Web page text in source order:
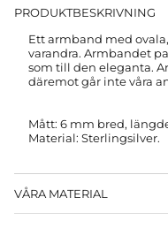
PRODUKTBESKRIVNING
Ett armband med
varandra. Armbandet
som till den eleganta.
däremot går inte våra
Mått: 6 mm bred,
Material: Sterlingsilver.
VÅRA MATERIAL